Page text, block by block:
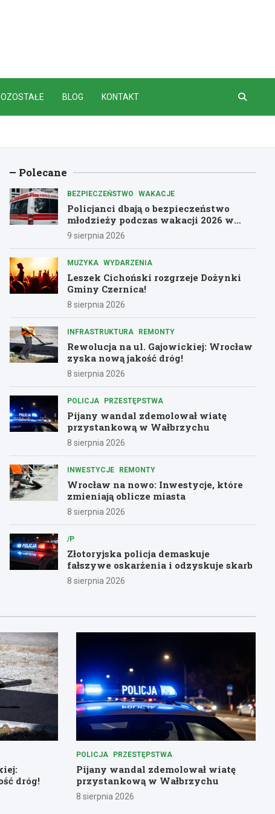
BLOG KONTAKT
Polecane
BEZPIECZEŃSTWO WAKACJE
Policjanci dbają o bezpieczeństwo
młodzieży podczas wakacji 2026 w
Dolnośląskiem
9 sierpnia 2026
MUZYKA WYDARZENIA
Leszek Cichoński rozgrzeje Dożynki
Gminy Czernica!
8 sierpnia 2026
INFRASTRUKTURA REMONTY
Rewolucja na ul. Gajowickiej: Wrocław
zyska nową jakość dróg!
8 sierpnia 2026
POLICJA PRZESTĘPSTWA
Pijany wandal zdemolował wiatę
przystankową w Wałbrzychu
8 sierpnia 2026
INWESTYCJE REMONTY
Wrocław na nowo: Inwestycje, które
zmieniają oblicze miasta
8 sierpnia 2026
/P
Złotoryjska policja demaskuje
fałszywe oskarżenia i odzyskuje skarb
8 sierpnia 2026
dróg!
POLICJA PRZESTĘPSTWA
Pijany wandal zdemolował wiatę
przystankową w Wałbrzychu
8 sierpnia 2026